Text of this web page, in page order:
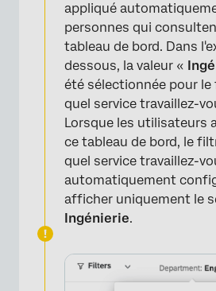
appliqué
personnes qui
tableau de bord. Dans
dessous, la valeur «
été sélectionnée pour le
quel service travaillez-
Lorsque les utilisateurs
ce tableau de bord, le
quel service travaillez-
automatiquement
afficher uniquement le
Ingénierie.